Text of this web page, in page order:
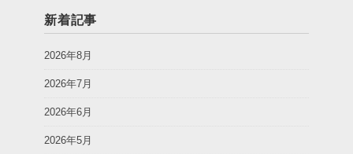
新着記事
2026年8月
2026年7月
2026年6月
2026年5月